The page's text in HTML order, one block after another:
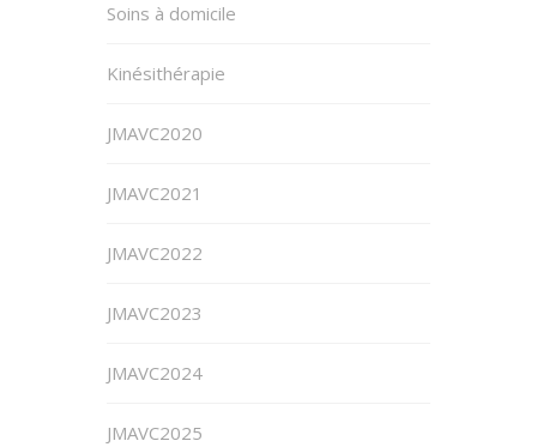
Soins à domicile
Kinésithérapie
JMAVC2020
JMAVC2021
JMAVC2022
JMAVC2023
JMAVC2024
JMAVC2025